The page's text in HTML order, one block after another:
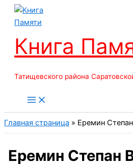
Перейти
Книга
Татищевского района
Главная страница » Еремин
Еремин Степан